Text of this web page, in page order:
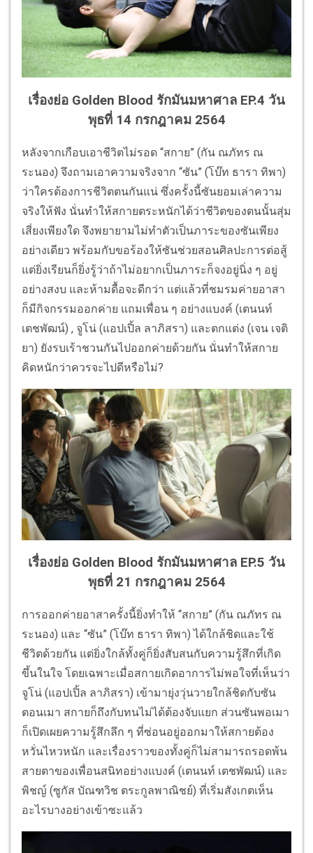
เรื่องย่อ Golden Blood รักมันมหาศาล EP.4 วัน
พุธที่ 14 กรกฎาคม 2564
หลังจากเกือบเอาชีวิตไม่รอด “สกาย” (กัน ณภัทร ณ
ระนอง) จึงถามเอาความจริงจาก “ซัน” (โบ๊ท ธารา ทิพา)
ว่าใครต้องการชีวิตตนกันแน่ ซึ่งครั้งนี้ซันยอมเล่าความ
จริงให้ฟัง นั่นทำให้สกายตระหนักได้ว่าชีวิตของตนนั้นสุ่ม
เสี่ยงเพียงใด จึงพยายามไม่ทำตัวเป็นภาระของซันเพียง
อย่างเดียว พร้อมกับขอร้องให้ซันช่วยสอนศิลปะการต่อสู้
แต่ยิ่งเรียนก็ยิ่งรู้ว่าถ้าไม่อยากเป็นภาระก็จงอยู่นิ่ง ๆ อยู่
อย่างสงบ และห้ามดื้อจะดีกว่า แต่แล้วที่ชมรมค่ายอาสา
ก็มีกิจกรรมออกค่าย แถมเพื่อน ๆ อย่างแบงค์ (เตนนท์
เตชพัฒน์) , จูโน่ (แอปเปิ้ล ลาภิสรา) และตกแต่ง (เจน เจติ
ยา) ยังรบเร้าชวนกันไปออกค่ายด้วยกัน นั่นทำให้สกาย
คิดหนักว่าควรจะไปดีหรือไม่?
เรื่องย่อ Golden Blood รักมันมหาศาล EP.5 วัน
พุธที่ 21 กรกฎาคม 2564
การออกค่ายอาสาครั้งนี้ยิ่งทำให้ “สกาย” (กัน ณภัทร ณ
ระนอง) และ “ซัน” (โบ๊ท ธารา ทิพา) ได้ใกล้ชิดและใช้
ชีวิตด้วยกัน แต่ยิ่งใกล้ทั้งคู่ก็ยิ่งสับสนกับความรู้สึกที่เกิด
ขึ้นในใจ โดยเฉพาะเมื่อสกายเกิดอาการไม่พอใจที่เห็นว่า
จูโน่ (แอปเปิ้ล ลาภิสรา) เข้ามายุ่งวุ่นวายใกล้ชิดกับซัน
ตอนเมา สกายก็ถึงกับทนไม่ได้ต้องจับแยก ส่วนซันพอเมา
ก็เปิดเผยความรู้สึกลึก ๆ ที่ซ่อนอยู่ออกมาให้สกายต้อง
หวั่นไหวหนัก และเรื่องราวของทั้งคู่ก็ไม่สามารถรอดพ้น
สายตาของเพื่อนสนิทอย่างแบงค์ (เตนนท์ เตชพัฒน์) และ
พิชญ์ (ซูกัส บัณฑวิช ตระกูลพาณิชย์) ที่เริ่มสังเกตเห็น
อะไรบางอย่างเข้าซะแล้ว